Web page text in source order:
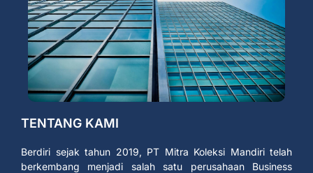
TENTANG KAMI
Berdiri sejak tahun 2019, PT Mitra Koleksi Mandiri telah
berkembang menjadi salah satu perusahaan Business